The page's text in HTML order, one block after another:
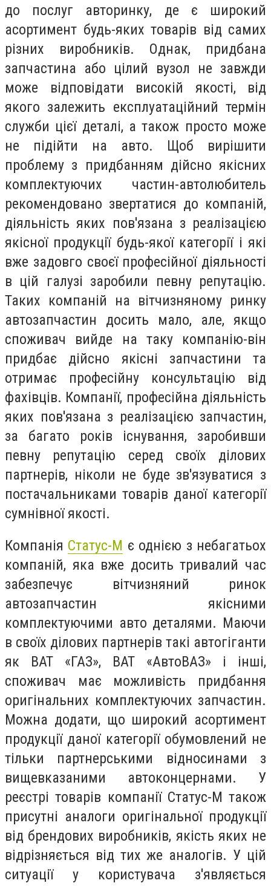
до послуг авторинку, де є широкий
асортимент будь-яких товарів від самих
різних виробників. Однак, придбана
запчастина або цілий вузол не завжди
може відповідати високій якості, від
якого залежить експлуатаційний термін
служби цієї деталі, а також просто може
не підійти на авто. Щоб вирішити
проблему з придбанням дійсно якісних
комплектуючих частин-автолюбитель
рекомендовано звертатися до компаній,
діяльність яких пов'язана з реалізацією
якісної продукції будь-якої категорії і які
вже задовго своєї професійної діяльності
в цій галузі заробили певну репутацію.
Таких компаній на вітчизняному ринку
автозапчастин досить мало, але, якщо
споживач вийде на таку компанію-він
придбає дійсно якісні запчастини та
отримає професійну консультацію від
фахівців. Компанії, професійна діяльність
яких пов'язана з реалізацією запчастин,
за багато років існування, заробивши
певну репутацію серед своїх ділових
партнерів, ніколи не буде зв'язуватися з
постачальниками товарів даної категорії
сумнівної якості.
Компанія Статус-М є однією з небагатьох
компаній, яка вже досить тривалий час
забезпечує вітчизняний ринок
автозапчастин якісними
комплектуючими авто деталями. Маючи
в своїх ділових партнерів такі автогіганти
як ВАТ «ГАЗ», ВАТ «АвтоВАЗ» і інші,
споживач має можливість придбання
оригінальних комплектуючих запчастин.
Можна додати, що широкий асортимент
продукції даної категорії обумовлений не
тільки партнерськими відносинами з
вищевказаними автоконцернами. У
реєстрі товарів компанії Статус-М також
присутні аналоги оригінальної продукції
від брендових виробників, якість яких не
відрізняється від тих же аналогів. У цій
ситуації у користувача з'являється